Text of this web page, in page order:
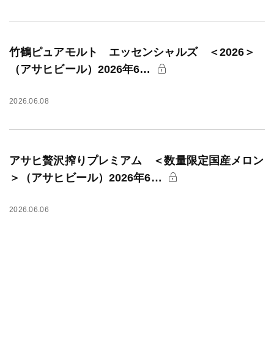
竹鶴ピュアモルト エッセンシャルズ ＜2026＞
（アサヒビール）2026年6…
2026.06.08
アサヒ贅沢搾りプレミアム ＜数量限定国産メロン
＞（アサヒビール）2026年6…
2026.06.06